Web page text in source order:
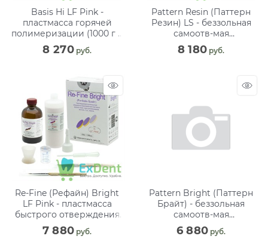
Basis Hi LF Pink -
пластмасса горячей
полимеризации (1000 г +
500 мл)
8 270 руб.
Pattern Resin (Паттерн
Резин) LS - беззольная
самоотв-мая
моделировочная
пластмасса (100 г + 100 г)
8 180 руб.
Re-Fine (Рефайн) Bright
LF Pink - пластмасса
быстрого отверждения
хол. полимеризации (250
г+260 мл)
7 880 руб.
Pattern Bright (Паттерн
Брайт) - беззольная
самоотв-мая
моделировочная
пластмасса (100 г + 100
6 880 руб.